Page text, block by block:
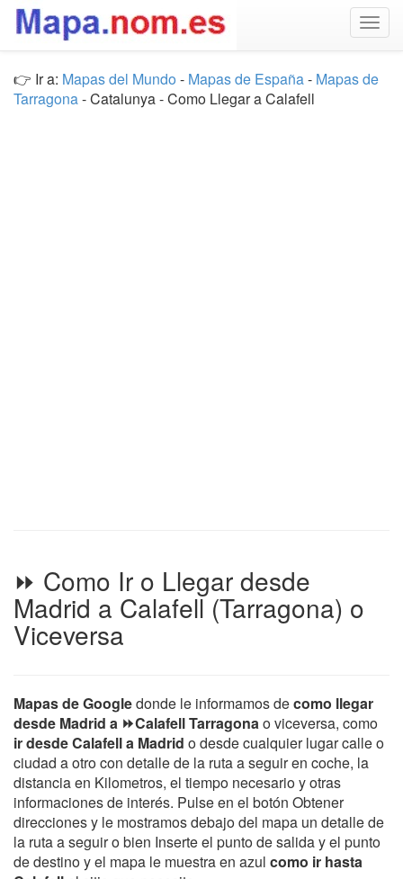
👉 Ir a: Mapas del Mundo - Mapas de España- Mapas de
Tarragona- Catalunya - Como Llegar a Calafell
⏩ Como Ir o Llegar desde
Madrid a Calafell (Tarragona) o
Viceversa
Mapas de Googledonde le informamos decomo llegar
desde Madrid a ⏩Calafell Tarragonao viceversa, como
ir desde Calafell a Madrid o desde cualquier lugar calle o
ciudad a otro con detalle de la ruta a seguir en coche, la
distancia en Kilometros, el tiempo necesario y otras
informaciones de interés. Pulse en el botón Obtener
direcciones y le mostramos debajo del mapa un detalle de
la ruta a seguir o bien Inserte el punto de salida y el punto
de destino y el mapa le muestra en azul como ir hasta